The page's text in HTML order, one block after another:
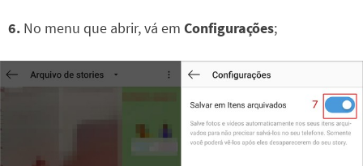
6. No menu que abrir, vá em Configurações;